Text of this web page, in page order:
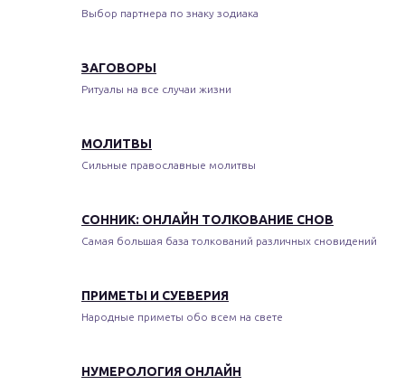
Выбор партнера по знаку зодиака
ЗАГОВОРЫ
Ритуалы на все случаи жизни
МОЛИТВЫ
Сильные православные молитвы
СОННИК: ОНЛАЙН ТОЛКОВАНИЕ СНОВ
Самая большая база толкований различных сновидений
ПРИМЕТЫ И СУЕВЕРИЯ
Народные приметы обо всем на свете
НУМЕРОЛОГИЯ ОНЛАЙН